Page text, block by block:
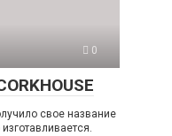
0
свое название